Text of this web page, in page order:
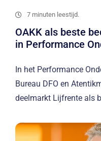
7 minuten leestijd.
OAKK als beste
in Performance
In het Performance
Bureau DFO en
deelmarkt Lijfrente als